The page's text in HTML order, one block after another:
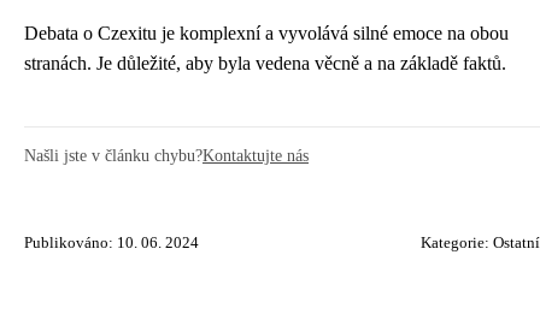
Debata o Czexitu je komplexní a vyvolává silné emoce na obou
stranách. Je důležité, aby byla vedena věcně a na základě faktů.
Našli jste v článku chybu?Kontaktujte nás
Publikováno: 10. 06. 2024 Kategorie: Ostatní